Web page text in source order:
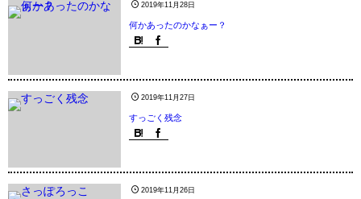
2019年11月28日
何かあったのかなぁー？
2019年11月27日
すっごく残念
2019年11月26日